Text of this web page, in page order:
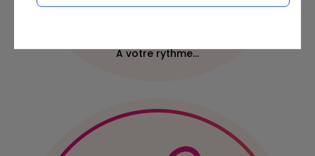
A votre rythme...
En 2025, vous avez nagé 2 181 km